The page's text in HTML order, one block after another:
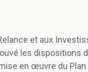
et aux
les dispositions
en œuvre du